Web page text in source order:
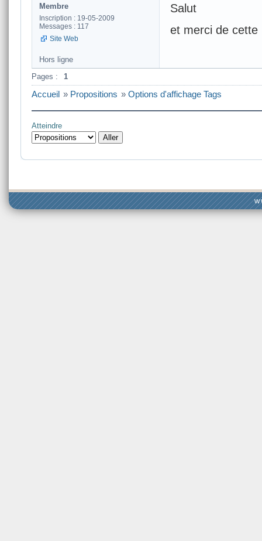
Membre
Inscription : 19-05-2009
Messages : 117
Site Web
Salut
et merci de cette
Hors ligne
Pages :
1
Accueil » Propositions » Options d'affichage Tags
Atteindre